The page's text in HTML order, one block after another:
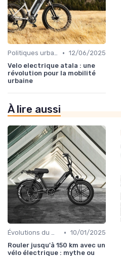
Politiques urbaines et mobilité durable • 12/06/2025
Velo electrique atala : une
révolution pour la mobilité
urbaine
À lire aussi
Évolutions du marché du vélo électrique • 10/01/2025
Rouler jusqu'à 150 km avec un
vélo électrique : mythe ou